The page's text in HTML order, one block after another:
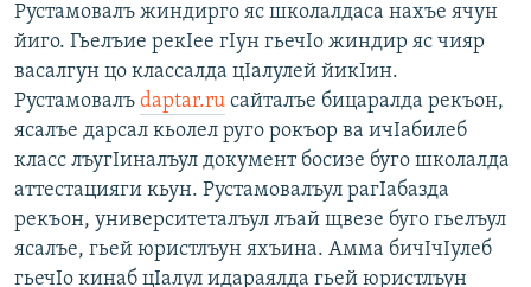
Рустамовалъ жиндирго яс школалдаса нахъе ячун
йиго. Гьелъие рекIее гIун гьечIо жиндир яс чияр
васалгун цо классалда цIалулей йикIин.
Рустамовалъ daptar.ru сайталъе бицаралда рекъон,
ясалъе дарсал кьолел руго рокъор ва ичIабилеб
класс лъугIиналъул документ босизе буго школалда
аттестацияги кьун. Рустамовалъул рагIабазда
рекъон, университеталъул лъай щвезе буго гьелъул
ясалъе, гьей юристлъун яхъина. Амма бичIчIулеб
гьечIо кинаб цIалул идараялда гьей юристлъун